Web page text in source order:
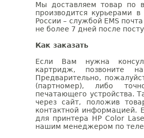
Мы доставляем товар по
производится курьерами
России – службой EMS
не более 7 дней после
Как заказать
Если Вам нужна
картридж, позвоните
Предварительно,
(партномер), либо
печатающего устройства.
через сайт, положив
контактной информацией.
для принтера HP Color
нашим менеджером по